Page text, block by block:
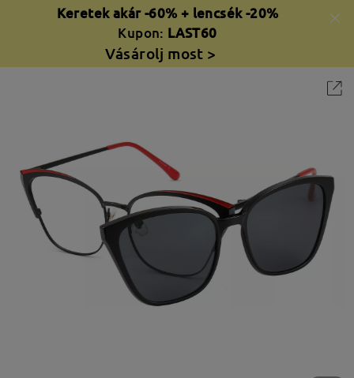
Keretek akár -60% + lencsék -20%
Kupon: LAST60
Vásárolj most >